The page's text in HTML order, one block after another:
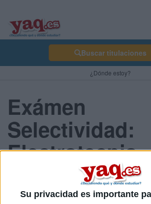
Su privacidad es importante
Buscar titulaciones
¿Dónde estoy?
Exámen
Selectividad:
Electrotecnia -
Aragón 2013